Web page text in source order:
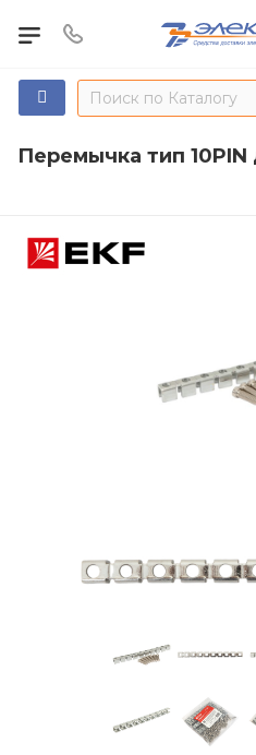
Перемычка тип 10PIN